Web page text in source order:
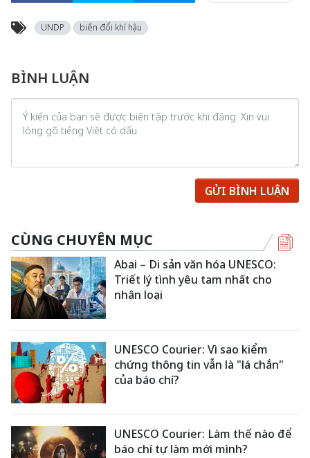
UNDP biến đổi khí hậu
BÌNH LUẬN
GỬI BÌNH LUẬN
CÙNG CHUYÊN MỤC
Abai – Di sản văn hóa UNESCO:
Triết lý tình yêu tam nhất cho
nhân loại
UNESCO Courier: Vì sao kiểm
chứng thông tin vẫn là "lá chắn"
của báo chí?
UNESCO Courier: Làm thế nào để
báo chí tự làm mới mình?